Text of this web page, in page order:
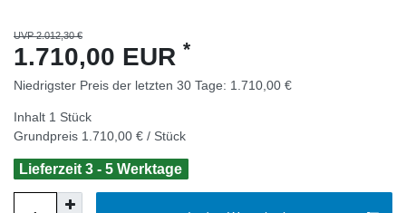
UVP 2.012,30 €
1.710,00 EUR *
Niedrigster Preis der letzten 30 Tage: 1.710,00 €
Inhalt 1 Stück
Grundpreis 1.710,00 € / Stück
Lieferzeit 3 - 5 Werktage